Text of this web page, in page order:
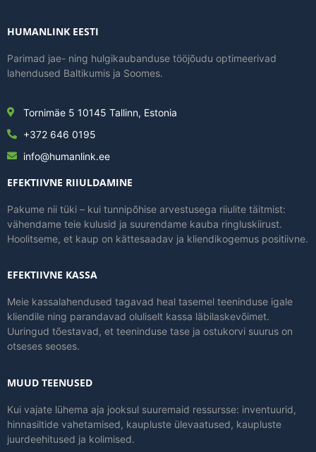
HUMANLINK EESTI
Parimad jae- ning hulgikaubanduse tööjõudu optimeerivad
lahendused Baltikumis ja Soomes.
Tornimäe 5 10145 Tallinn, Estonia
+372 646 0195
info@humanlink.ee
EFEKTIIVNE RIIULDAMINE
Pakume nii tüki – kui tunnipõhise arvestusega riiulite täitmist:
vähendame teie kulusid ja suurendame kauba ringluskiirust.
Hoolitseme, et kaup on kättesaadav ja kliendikogemus positiivne.
EFEKTIIVNE KASSA
Meie kassalahendused tagavad heal tasemel teeninduse igale
kliendile ning parandavad oluliselt kassa läbilaskevõimet.
Uuringud tõestavad, et teeninduse tase ja ostukorvi suurus on
otseses seoses.
MUUD TEENUSED
Kui vajate lühema aja jooksul suuremaid ressursse: inventuurid,
hinnasiltide vahetamised, kaupluste ülevaatused, kaupluste
juurdeehitused ja kolimised.